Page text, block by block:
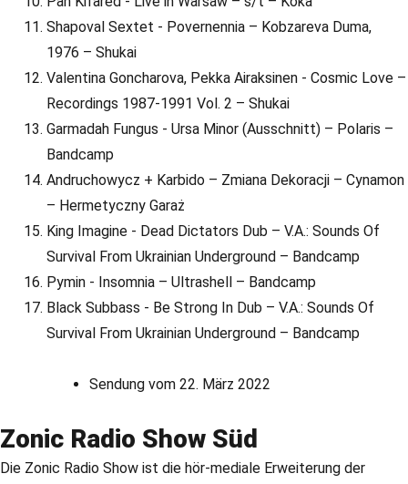
Shapoval Sextet - Povernennia – Kobzareva Duma,
1976 – Shukai
Valentina Goncharova, Pekka Airaksinen - Cosmic Love –
Recordings 1987​-​1991 Vol. 2 – Shukai
Garmadah Fungus - Ursa Minor (Ausschnitt) – Polaris –
Bandcamp
Andruchowycz + Karbido – Zmiana Dekoracji – Cynamon
– Hermetyczny Garaż
King Imagine - Dead Dictators Dub – V.A.: Sounds Of
Survival From Ukrainian Underground – Bandcamp
Pymin - Insomnia – Ultrashell – Bandcamp
Black Subbass - Be Strong In Dub – V.A.: Sounds Of
Survival From Ukrainian Underground – Bandcamp
Sendung vom 22. März 2022
Zonic Radio Show Süd
Die Zonic Radio Show ist die hör-mediale Erweiterung der